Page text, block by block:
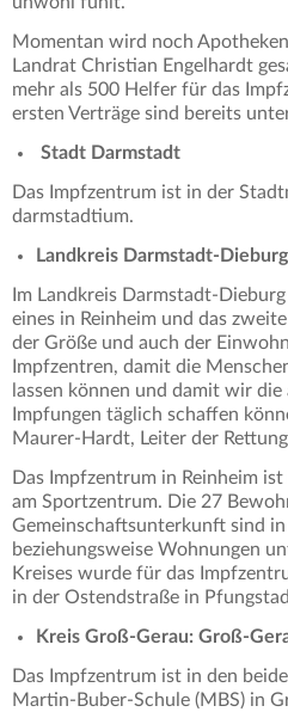
Momentan wird noch
Landrat Christian Engelhardt
mehr als 500 Helfer für das
ersten Verträge sind bereits
Stadt Darmstadt
Das Impfzentrum ist in der
darmstadtium.
Landkreis Darmstadt-
Im Landkreis Darmstadt-
eines in Reinheim und das
der Größe und auch der
Impfzentren, damit die
lassen können und damit wir
Impfungen täglich schaffen
Maurer-Hardt, Leiter der
Das Impfzentrum in Reinheim
am Sportzentrum. Die 27
Gemeinschaftsunterkunft sind
beziehungsweise Wohnungen
Kreises wurde für das
in der Ostendstraße in
Kreis Groß-Gerau: Groß-
Das Impfzentrum ist in den
Martin-Buber-Schule (MBS) in